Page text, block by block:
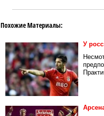
Похожие Материалы:
У